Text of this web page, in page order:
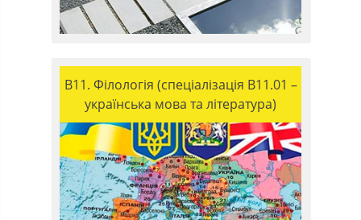
B11. Філологія (спеціалізація B11.01 –
українська мова та література)